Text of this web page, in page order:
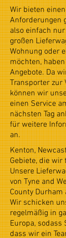
Wir bieten
Anforderungen
also einfach
großen
Wohnung oder
möchten,
Angebote. Da
Transporter zur
können wir
einen Service
nächsten Tag
für weitere
an.
Kenton,
Gebiete, die wir
Unsere
von Tyne and
County
Wir schicken
regelmäßig in
Europa, sodass
dass wir ein